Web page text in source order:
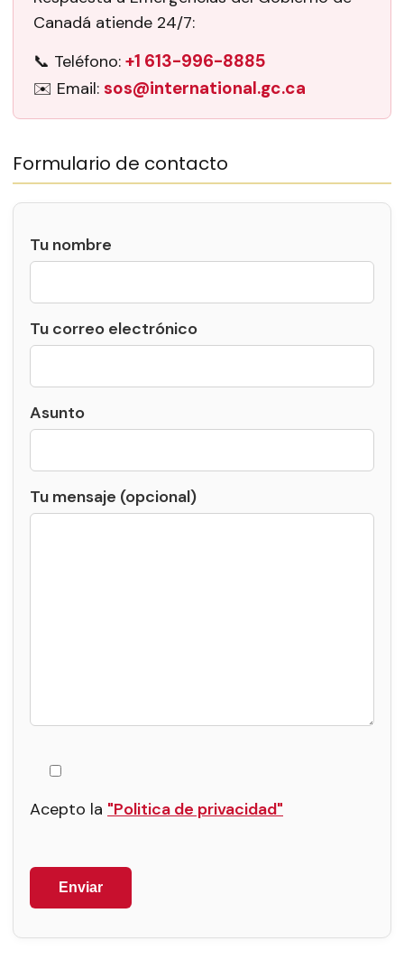
Canadá atiende 24/7:
📞 Teléfono: +1 613-996-8885
✉️ Email: sos@international.gc.ca
Formulario de contacto
Tu nombre
Tu correo electrónico
Asunto
Tu mensaje (opcional)
Acepto la "Politica de privacidad"
favor,
deja
este